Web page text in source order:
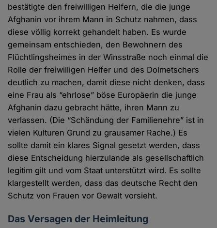
bestätigte den freiwilligen Helfern, die die junge
Afghanin vor ihrem Mann in Schutz nahmen, dass
diese völlig korrekt gehandelt haben. Es wurde
gemeinsam entschieden, den Bewohnern des
Flüchtlingsheimes in der Winsstraße noch einmal die
Rolle der freiwilligen Helfer und des Dolmetschers
deutlich zu machen, damit diese nicht denken, dass
eine Frau als “ehrlose” böse Europäerin die junge
Afghanin dazu gebracht hätte, ihren Mann zu
verlassen. (Die “Schändung der Familienehre” ist in
vielen Kulturen Grund zu grausamer Rache.) Es
sollte damit ein klares Signal gesetzt werden, dass
diese Entscheidung hierzulande als gesellschaftlich
legitim gilt und vom Staat unterstützt wird. Es sollte
klargestellt werden, dass das deutsche Recht den
Schutz von Frauen vor Gewalt vorsieht.
Das Versagen der Heimleitung